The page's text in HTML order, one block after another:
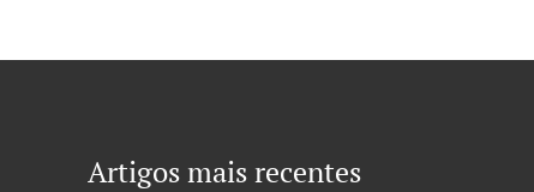
Artigos mais recentes